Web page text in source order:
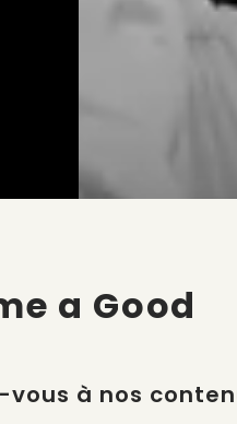
a Good
vous à nos